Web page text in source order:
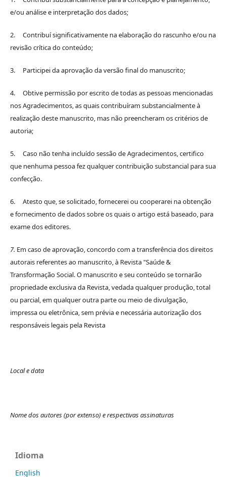
e/ou análise e interpretação dos dados;
2. Contribuí significativamente na elaboração do rascunho e/ou na
revisão crítica do conteúdo;
3. Participei da aprovação da versão final do manuscrito;
4. Obtive permissão por escrito de todas as pessoas mencionadas
nos Agradecimentos, as quais contribuíram substancialmente à
realização deste manuscrito, mas não preencheram os critérios de
autoria;
5. Caso não tenha incluído sessão de Agradecimentos, certifico
que nenhuma pessoa fez qualquer contribuição substancial para sua
confecção.
6. Atesto que, se solicitado, fornecerei ou cooperarei na obtenção
e fornecimento de dados sobre os quais o artigo está baseado, para
exame dos editores.
7. Em caso de aprovação, concordo com a transferência dos direitos
autorais referentes ao manuscrito, à Revista "Saúde &
Transformação Social. O manuscrito e seu conteúdo se tornarão
propriedade exclusiva da Revista, vedada qualquer produção, total
ou parcial, em qualquer outra parte ou meio de divulgação,
impressa ou eletrônica, sem prévia e necessária autorização dos
responsáveis legais pela Revista
Local e data
Nome dos autores (por extenso) e respectivas assinaturas
Idioma
English